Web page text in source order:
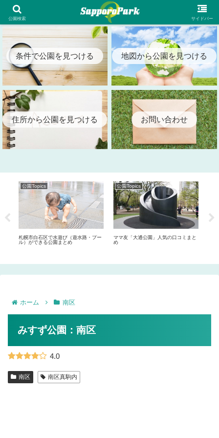
札幌市内の全公園情報を検索出来る札幌パーク（SapporoPark）
条件で公園を見つける 地図から公園を見つける
住所から公園を見つける お問い合わせ
公園Topics
札幌市白石区で水遊び（遊水路・プー
ル）ができる公園まとめ
公園Topics
ママ友「大通公園」人気の口コミまと
め
ホーム 南区
みすず公園：南区
4.0
南区 南区真駒内
公園検索 サイドバー